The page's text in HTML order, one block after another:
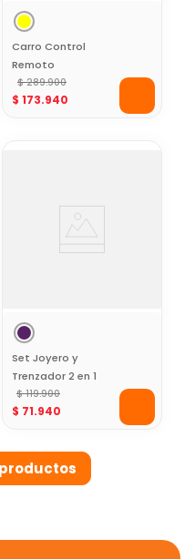
Carro Control
Remoto
Amphibious Toy
Logic
$ 289.900
$ 173.940
Set Joyero y
Trenzador 2 en 1
Toy Logic
$ 119.900
$ 71.940